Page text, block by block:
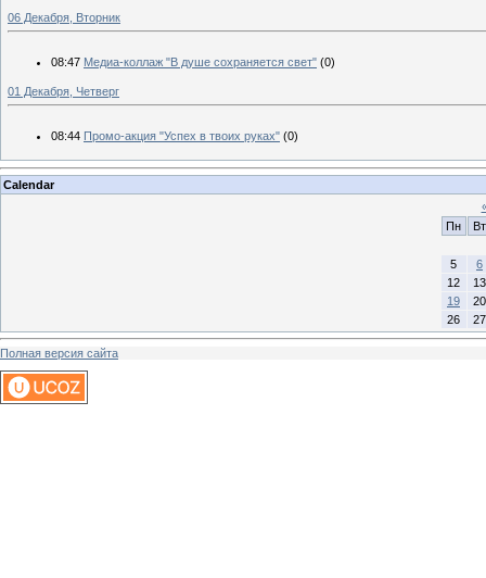
06 Декабря, Вторник
08:47 Медиа-коллаж "В душе сохраняется свет" (0)
01 Декабря, Четверг
08:44 Промо-акция "Успех в твоих руках" (0)
Calendar
Пн
Вт
5
6
12
13
19
20
26
27
Полная версия сайта